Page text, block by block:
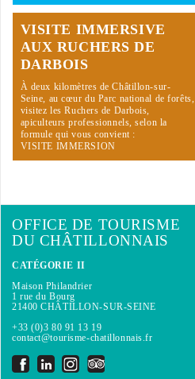
VISITE IMMERSIVE
AUX RUCHERS DE
DARBOIS
À deux kilomètres de Châtillon-sur-
Seine, au cœur du Parc national de forêts,
visitez les Ruchers de Darbois,
apiculteurs professionnels, selon la
formule qui vous convient :
VISITE IMMERSION
OFFICE DE TOURISME
DU CHÂTILLONNAIS
CATÉGORIE II
Maison Philandrier
1 rue du Bourg
21400 CHÂTILLON-SUR-SEINE
+33 (0)3 80 91 13 19
contact@tourisme-chatillonnais.fr